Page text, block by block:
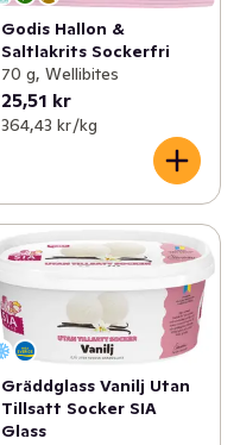
Godis Hallon &
Saltlakrits Sockerfri
70 g, Wellibites
25,51 kr
364,43 kr /kg
Gräddglass Vanilj Utan
Tillsatt Socker SIA
Glass